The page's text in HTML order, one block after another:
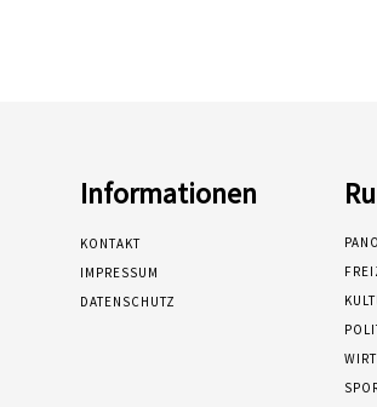
Informationen
KONTAKT
IMPRESSUM
DATENSCHUTZ